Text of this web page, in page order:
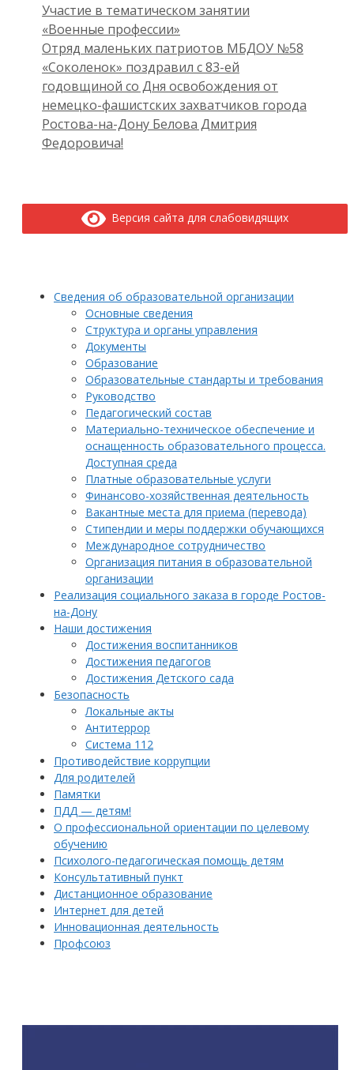
Участие в тематическом занятии
«Военные профессии»
Отряд маленьких патриотов МБДОУ №58
«Соколенок» поздравил с 83-ей
годовщиной со Дня освобождения от
немецко-фашистских захватчиков города
Ростова-на-Дону Белова Дмитрия
Федоровича!
Версия сайта для слабовидящих
Сведения об образовательной организации
Основные сведения
Структура и органы управления
Документы
Образование
Образовательные стандарты и требования
Руководство
Педагогический состав
Материально-техническое обеспечение и
оснащенность образовательного процесса.
Доступная среда
Платные образовательные услуги
Финансово-хозяйственная деятельность
Вакантные места для приема (перевода)
Стипендии и меры поддержки обучающихся
Международное сотрудничество
Организация питания в образовательной
организации
Реализация социального заказа в городе Ростов-
на-Дону
Наши достижения
Достижения воспитанников
Достижения педагогов
Достижения Детского сада
Безопасность
Локальные акты
Антитеррор
Система 112
Противодействие коррупции
Для родителей
Памятки
ПДД — детям!
О профессиональной ориентации по целевому
обучению
Психолого-педагогическая помощь детям
Консультативный пункт
Дистанционное образование
Интернет для детей
Инновационная деятельность
Профсоюз